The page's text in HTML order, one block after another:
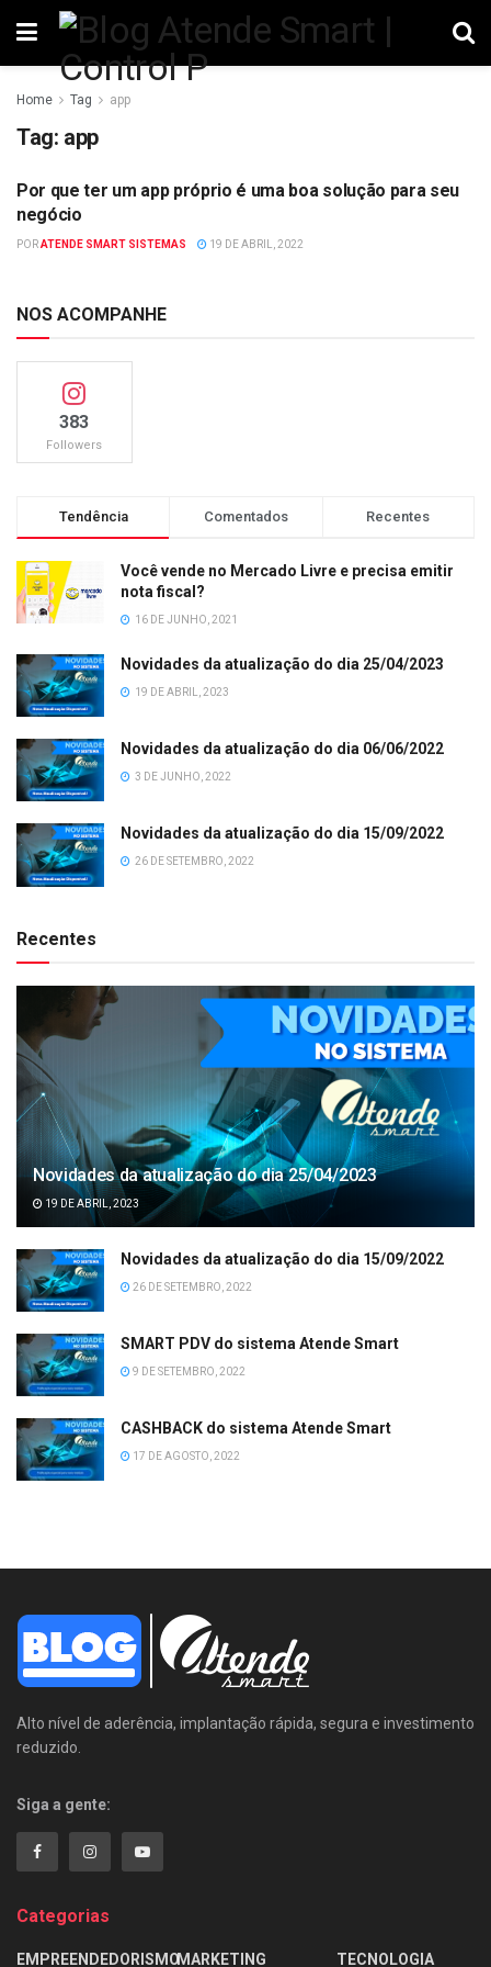
Home Tag app
Tag: app
TECNOLOGIA
Por que ter um app próprio é uma boa solução para seu
negócio
PORATENDE SMART SISTEMAS 19 DE ABRIL, 2022
NOS ACOMPANHE
383
Followers
Tendência Comentados Recentes
Você vende no Mercado Livre e precisa emitir
nota fiscal?
16 DE JUNHO, 2021
Novidades da atualização do dia 25/04/2023
19 DE ABRIL, 2023
Novidades da atualização do dia 06/06/2022
3 DE JUNHO, 2022
Novidades da atualização do dia 15/09/2022
26 DE SETEMBRO, 2022
Recentes
Novidades da atualização do dia 25/04/2023
19 DE ABRIL, 2023
Novidades da atualização do dia 15/09/2022
26 DE SETEMBRO, 2022
SMART PDV do sistema Atende Smart
9 DE SETEMBRO, 2022
CASHBACK do sistema Atende Smart
17 DE AGOSTO, 2022
Alto nível de aderência, implantação rápida, segura e investimento
reduzido.
Siga a gente:
Categorias
EMPREENDEDORISMOMARKETING TECNOLOGIA